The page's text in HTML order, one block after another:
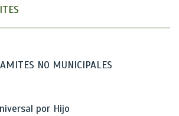
NO MUNICIPALES
por Hijo